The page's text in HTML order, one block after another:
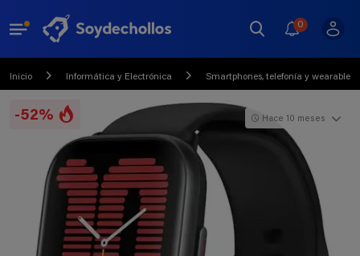
0
Inicio Informática y Electrónica Smartphones, telefonía y wearables
-52% Hace 10 meses